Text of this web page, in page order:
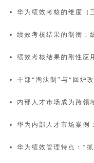
华为绩效考核的维度（
绩效考核结果的制衡：
绩效考核结果的刚性应
干部“淘汰制”与“回炉
内部人才市场成为跨领
华为内部人才市场案例
华为绩效管理特点：“